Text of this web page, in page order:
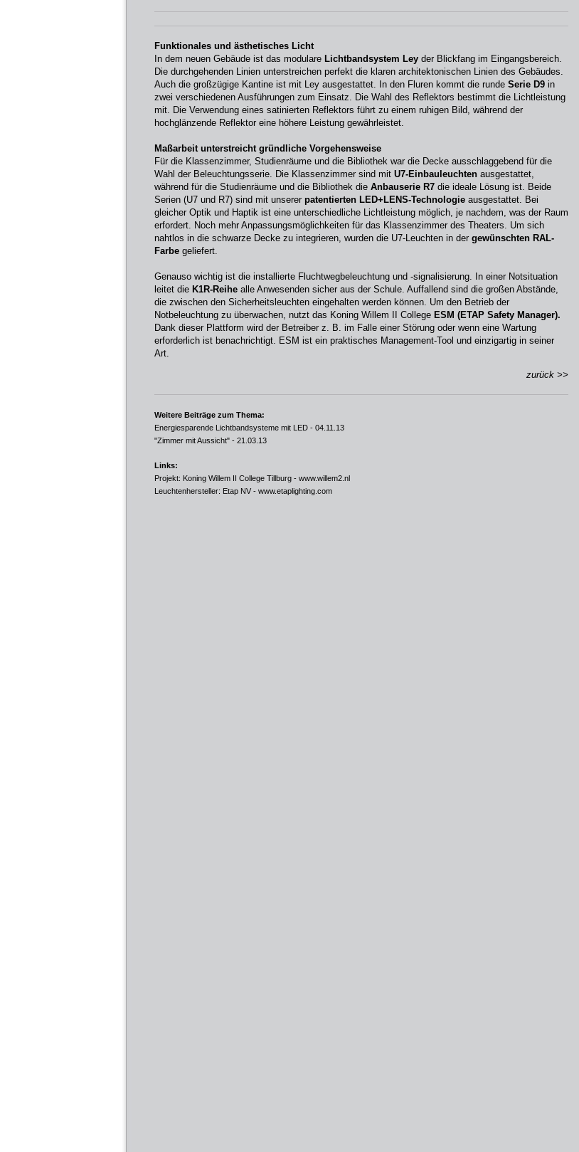
Funktionales und ästhetisches Licht
In dem neuen Gebäude ist das modulare Lichtbandsystem Ley der Blickfang im Eingangsbereich.
Die durchgehenden Linien unterstreichen perfekt die klaren architektonischen Linien des Gebäudes.
Auch die großzügige Kantine ist mit Ley ausgestattet. In den Fluren kommt die runde Serie D9 in
zwei verschiedenen Ausführungen zum Einsatz. Die Wahl des Reflektors bestimmt die Lichtleistung
mit. Die Verwendung eines satinierten Reflektors führt zu einem ruhigen Bild, während der
hochglänzende Reflektor eine höhere Leistung gewährleistet.
Maßarbeit unterstreicht gründliche Vorgehensweise
Für die Klassenzimmer, Studienräume und die Bibliothek war die Decke ausschlaggebend für die
Wahl der Beleuchtungsserie. Die Klassenzimmer sind mit U7-Einbauleuchten ausgestattet,
während für die Studienräume und die Bibliothek die Anbauserie R7 die ideale Lösung ist. Beide
Serien (U7 und R7) sind mit unserer patentierten LED+LENS-Technologie ausgestattet. Bei
gleicher Optik und Haptik ist eine unterschiedliche Lichtleistung möglich, je nachdem, was der Raum
erfordert. Noch mehr Anpassungsmöglichkeiten für das Klassenzimmer des Theaters. Um sich
nahtlos in die schwarze Decke zu integrieren, wurden die U7-Leuchten in der gewünschten RAL-
Farbe geliefert.
Genauso wichtig ist die installierte Fluchtwegbeleuchtung und -signalisierung. In einer Notsituation
leitet die K1R-Reihe alle Anwesenden sicher aus der Schule. Auffallend sind die großen Abstände,
die zwischen den Sicherheitsleuchten eingehalten werden können. Um den Betrieb der
Notbeleuchtung zu überwachen, nutzt das Koning Willem II College ESM (ETAP Safety Manager).
Dank dieser Plattform wird der Betreiber z. B. im Falle einer Störung oder wenn eine Wartung
erforderlich ist benachrichtigt. ESM ist ein praktisches Management-Tool und einzigartig in seiner
Art.
zurück >>
Weitere Beiträge zum Thema:
Energiesparende Lichtbandsysteme mit LED - 04.11.13
"Zimmer mit Aussicht" - 21.03.13
Links:
Projekt: Koning Willem II College Tillburg - www.willem2.nl
Leuchtenhersteller: Etap NV - www.etaplighting.com